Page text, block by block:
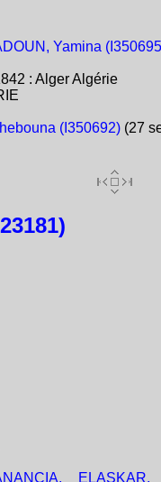
Yamina
: Alger Algérie
(I350692)(27
ELASKAR,